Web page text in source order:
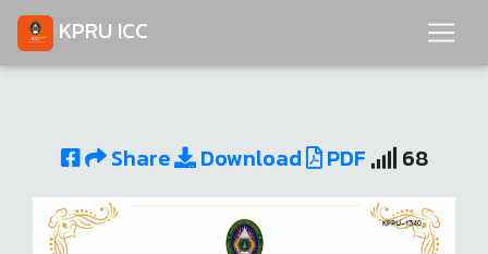
KPRU ICC
Share Download PDF 68